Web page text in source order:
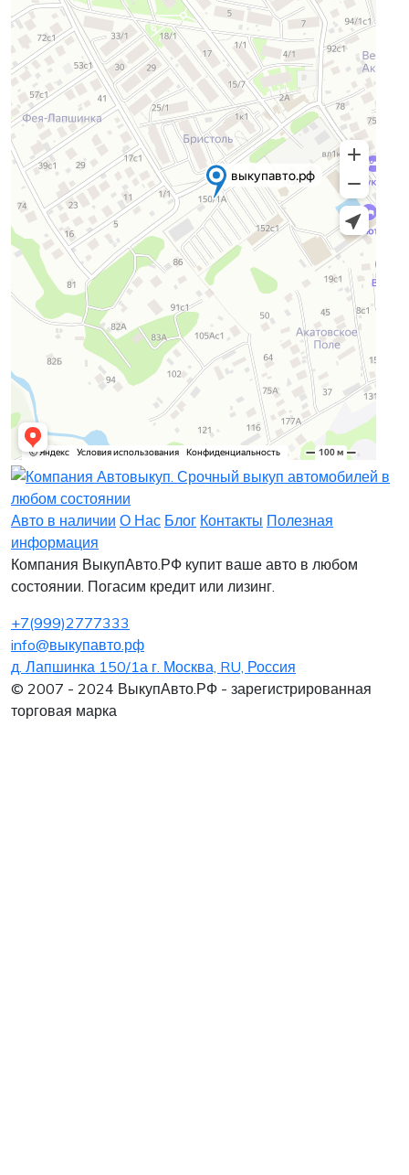
Заявка на лизинг
Я согласенна обработку персональных данных
Заявка на комиссию
Заявка на кредит
Я согласенна обработку персональных данных
Заявка на выкуп
Заполните, пожалуйста, форму.
Хочу заказать автомобиль
Заполните, пожалуйста, форму.
Оставить заявку
Авто в наличии О Нас Блог Контакты Полезная
информация
Компания ВыкупАвто.РФ купит ваше авто в любом
состоянии. Погасим кредит или лизинг.
+7(999)2777333
info@выкупавто.рф
д. Лапшинка 150/1а г. Москва, RU, Россия
© 2007 - 2024 ВыкупАвто.РФ - зарегистрированная
торговая марка